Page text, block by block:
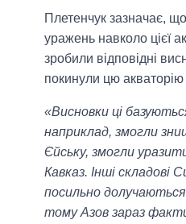
Плетенчук зазначає,
уражень навколо цієї
зробили відповідні
покинули цю акваторію
«Висновки ці
наприклад, змогли
Єйську, змогли
Кавказ. Інші складові
посильно
тому Азов зараз